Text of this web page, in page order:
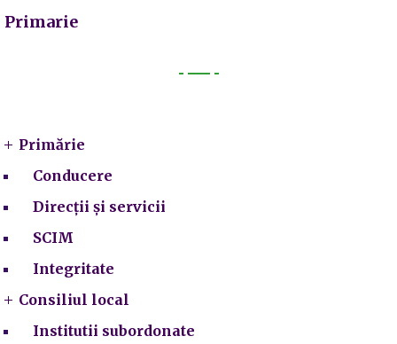
Primarie
Primărie
Conducere
Direcții și servicii
SCIM
Integritate
Consiliul local
Institutii subordonate